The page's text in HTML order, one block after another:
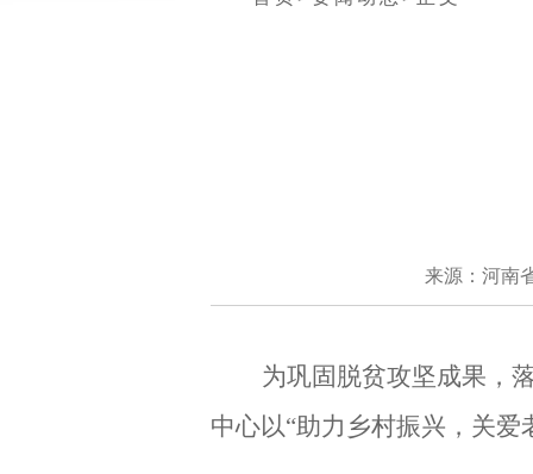
来源：河南
为巩固脱贫攻坚成果，
中心以“助力乡村振兴，关